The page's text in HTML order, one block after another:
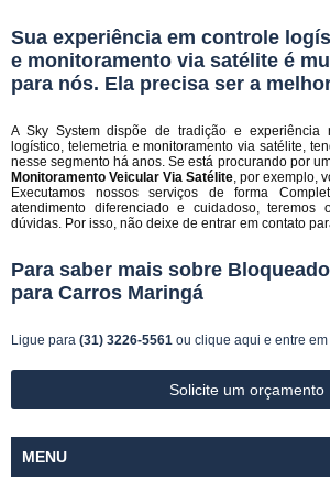
Sua experiência em controle
e monitoramento via satélite é
para nós. Ela precisa ser a
A Sky System dispõe de tradição e experiência
logístico, telemetria e monitoramento via satélite,
nesse segmento há anos. Se está procurando por
Monitoramento Veicular Via Satélite, por exemplo,
Executamos nossos serviços de forma
atendimento diferenciado e cuidadoso,
dúvidas. Por isso, não deixe de entrar em contato
Para saber mais sobre
para Carros Maringá
Ligue para (31) 3226-5561 ou clique aqui e entre
Solicite um orçamento
MENU